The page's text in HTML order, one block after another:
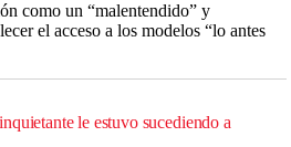
como un “malentendido” y
el acceso a los modelos “lo antes
le estuvo sucediendo a